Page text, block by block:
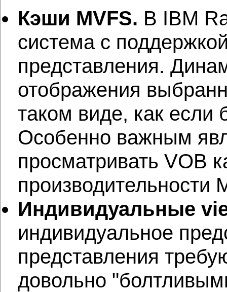
Кэши MVFS. В IBM
система с
представления.
отображения
таком виде, как если
Особенно важным
просматривать VOB
производительности
Индивидуальные
индивидуальное
представления
довольно